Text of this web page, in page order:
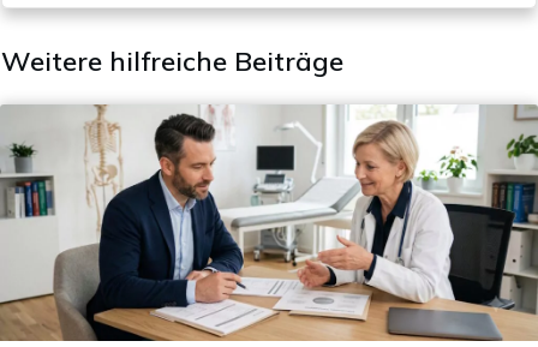
Weitere hilfreiche Beiträge